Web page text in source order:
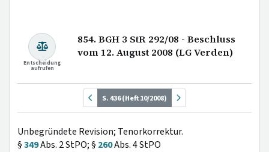
Entscheidung
aufrufen
854. BGH 3 StR 292/08 - Beschluss
vom 12. August 2008 (LG Verden)
S. 436 (Heft 10/2008)
Unbegründete Revision; Tenorkorrektur.
§349Abs. 2 StPO; § 260Abs. 4 StPO